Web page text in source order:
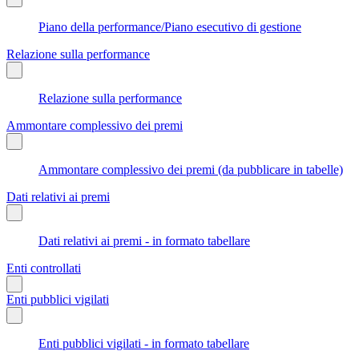
Piano della performance/Piano esecutivo di gestione
Relazione sulla performance
Relazione sulla performance
Ammontare complessivo dei premi
Ammontare complessivo dei premi (da pubblicare in tabelle)
Dati relativi ai premi
Dati relativi ai premi - in formato tabellare
Enti controllati
Enti pubblici vigilati
Enti pubblici vigilati - in formato tabellare